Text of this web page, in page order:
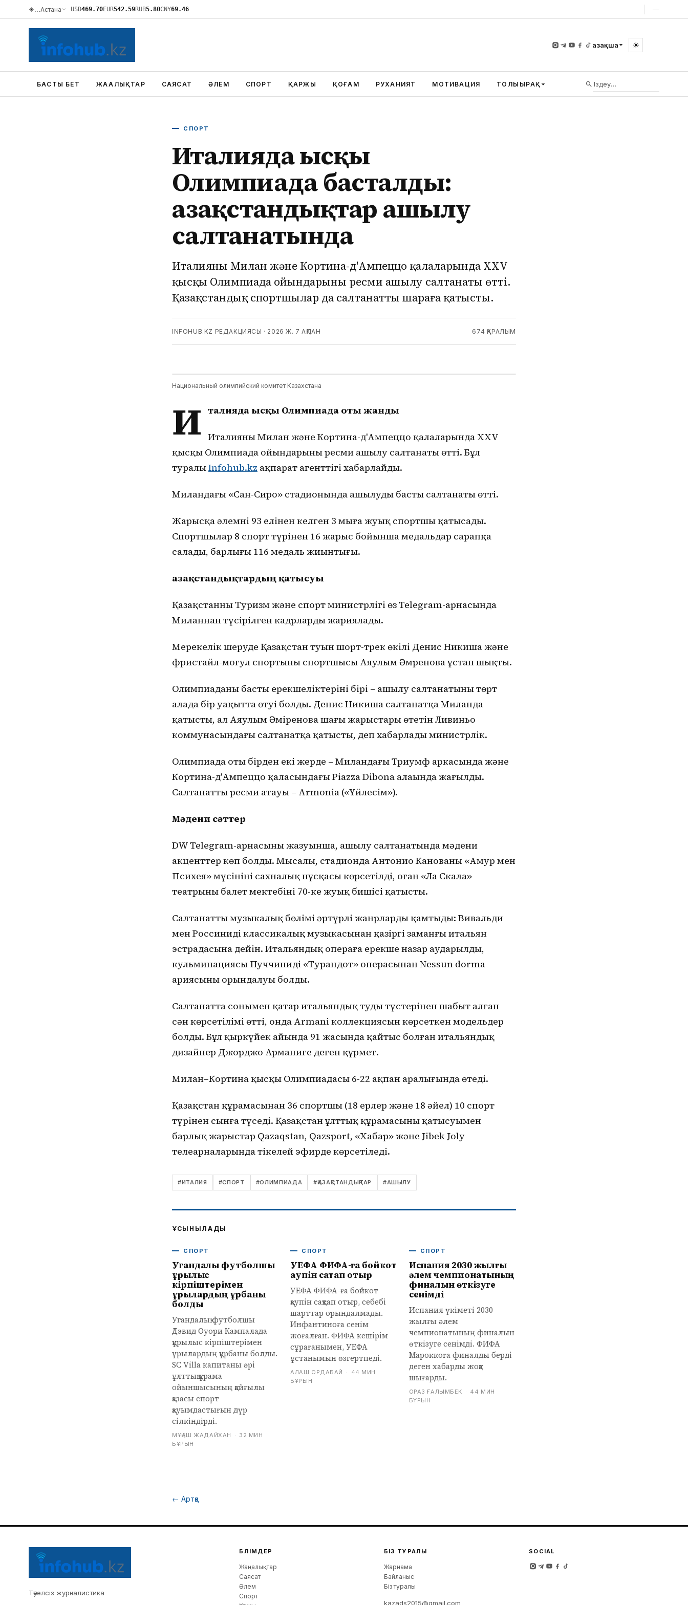
☀…Астана USD469.70EUR542.59RUB5.80CNY69.46 —
Қазақша ☀
БАСТЫ БЕТ ЖАҢАЛЫҚТАР САЯСАТ ӘЛЕМ СПОРТ ҚАРЖЫ ҚОҒАМ РУХАНИЯТ МОТИВАЦИЯ ТОЛЫҒЫРАҚ
СПОРТ
Италияда Қысқы
Олимпиада басталды:
Қазақстандықтар ашылу
салтанатында
Италияның Милан және Кортина-д'Ампеццо қалаларында ХХV
қысқы Олимпиада ойындарының ресми ашылу салтанаты өтті.
Қазақстандық спортшылар да салтанатты шараға қатысты.
INFOHUB.KZ РЕДАКЦИЯСЫ · 2026 Ж. 7 АҚПАН 674 ҚАРАЛЫМ
Национальный олимпийский комитет Казахстана
И талияда Қысқы Олимпиада оты жанды
Италияның Милан және Кортина-д'Ампеццо қалаларында XXV
қысқы Олимпиада ойындарының ресми ашылу салтанаты өтті. Бұл
туралыInfohub.kz ақпарат агенттігі хабарлайды.
Миландағы «Сан-Сиро» стадионында ашылудың басты салтанаты өтті.
Жарысқа әлемнің 93 елінен келген 3 мыңға жуық спортшы қатысады.
Спортшылар 8 спорт түрінен 16 жарыс бойынша медальдар сарапқа
салады, барлығы 116 медаль жиынтығы.
Қазақстандықтардың қатысуы
Қазақстанның Туризм және спорт министрлігі өз Telegram-арнасында
Миланнан түсірілген кадрларды жариялады.
Мерекелік шеруде Қазақстан туын шорт-трек өкілі Денис Никиша және
фристайл-могул спортының спортшысы Аяулым Әмренова ұстап шықты.
Олимпиаданың басты ерекшеліктерінің бірі – ашылу салтанатының төрт
алаңда бір уақытта өтуі болды. Денис Никиша салтанатқа Миланда
қатысты, ал Аяулым Әміренова шаңғы жарыстары өтетін Ливиньо
коммунасындағы салтанатқа қатысты, деп хабарлады министрлік.
Олимпиада оты бірден екі жерде – Миландағы Триумф аркасында және
Кортина-д'Ампеццо қаласындағы Piazza Dibona алаңында жағылды.
Салтанаттың ресми атауы – Armonia («Үйлесім»).
Мәдени сәттер
DW Telegram-арнасының жазуынша, ашылу салтанатында мәдени
акценттер көп болды. Мысалы, стадионда Антонио Канованың «Амур мен
Психея» мүсінінің сахналық нұсқасы көрсетілді, оған «Ла Скала»
театрының балет мектебінің 70-ке жуық бишісі қатысты.
Салтанаттың музыкалық бөлімі әртүрлі жанрларды қамтыды: Вивальди
мен Россинидің классикалық музыкасынан қазіргі заманғы итальян
эстрадасына дейін. Итальяндық операға ерекше назар аударылды,
кульминациясы Пуччинидің «Турандот» операсынан Nessun dorma
ариясының орындалуы болды.
Салтанатта сонымен қатар итальяндық тудың түстерінен шабыт алған
сән көрсетілімі өтті, онда Armani коллекциясын көрсеткен модельдер
болды. Бұл қыркүйек айында 91 жасында қайтыс болған итальяндық
дизайнер Джорджо Арманиге деген құрмет.
Милан–Кортина қысқы Олимпиадасы 6-22 ақпан аралығында өтеді.
Қазақстан құрамасынан 36 спортшы (18 ерлер және 18 әйел) 10 спорт
түрінен сынға түседі. Қазақстан ұлттық құрамасының қатысуымен
барлық жарыстар Qazaqstan, Qazsport, «Хабар» және Jibek Joly
телеарналарында тікелей эфирде көрсетіледі.
#ИТАЛИЯ #СПОРТ #ОЛИМПИАДА #ҚАЗАҚСТАНДЫҚТАР #АШЫЛУ
ҰСЫНЫЛАДЫ
СПОРТ
Угандалық футболшы
құрылыс
кірпіштерімен
ұрылардың құрбаны
болды
Угандалық футболшы
Дэвид Оуори Кампалада
құрылыс кірпіштерімен
ұрылардың құрбаны болды.
SC Villa капитаны әрі
ұлттық құрама
ойыншысының қайғылы
қазасы спорт
қауымдастығын дүр
сілкіндірді.
МҰҚАШ ЖАДАЙХАН · 32 МИН
БҰРЫН
СПОРТ
УЕФА ФИФА-ға бойкот
қаупін сақтап отыр
УЕФА ФИФА-ға бойкот
қаупін сақтап отыр, себебі
шарттар орындалмады.
Инфантиноға сенім
жоғалған. ФИФА кешірім
сұрағанымен, УЕФА
ұстанымын өзгертпеді.
АЛАШ ОРДАБАЙ ·
44 МИН
БҰРЫН
СПОРТ
Испания 2030 жылғы
әлем чемпионатының
финалын өткізуге
сенімді
Испания үкіметі 2030
жылғы әлем
чемпионатының финалын
өткізуге сенімді. ФИФА
Мароккоға финалды берді
деген хабарды жоққа
шығарды.
ОРАЗ ҒАЛЫМБЕК · 44 МИН
БҰРЫН
← Артқа
Тәуелсіз журналистика
БӨЛІМДЕР
Жаңалықтар
Саясат
Әлем
Спорт
БІЗ ТУРАЛЫ
Жарнама
Байланыс
Біз туралы
kazads2015@gmail.com
SOCIAL